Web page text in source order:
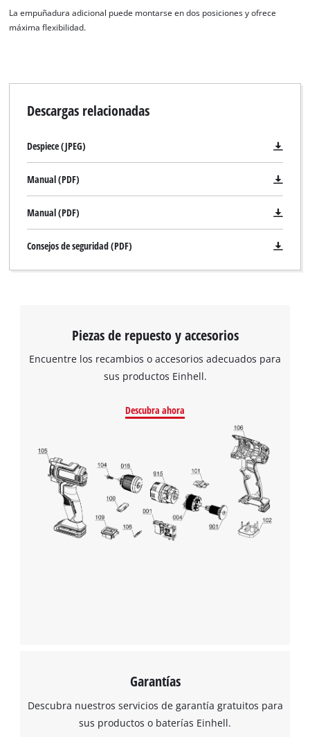
to trackers that are not disclosed to the
the site with their CMP to add this content
Management Platform
La empuñadura adicional puede montarse en dos posiciones y ofrece
máxima flexibilidad.
Descargas relacionadas
Despiece (JPEG)
Manual (PDF)
Manual (PDF)
Consejos de seguridad (PDF)
Piezas de repuesto y accesorios
Encuentre los recambios o accesorios adecuados para
sus productos Einhell.
Descubra ahora
Garantías
Descubra nuestros servicios de garantía gratuitos para
sus productos o baterías Einhell.